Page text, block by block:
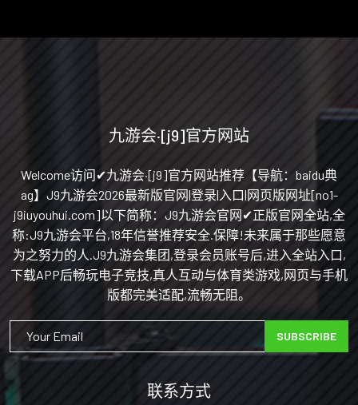
九游会·[j9]官方网站
Welcome访问✔九游会·[j9]官方网站推荐【导航：baidu典
ag】J9九游会2026最新版官网|登录|入口|网页版网址[no1-
j9iuyouhui.com]以下简称：J9九游会官网✔正版官网全站,全
称:J9九游会平台,18年信誉推荐安全.保障!未来属于那些愿意
为之努力的人.J9九游会集团,登录会员账号后,进入全站入口,
下载APP后畅玩电子竞技,真人互动与体育类游戏,网页与手机
版都完美适配,流畅无阻。
SUBSCRIBE
联系方式